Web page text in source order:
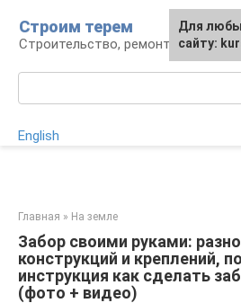
контенту
Строим терем
Строительство, ремонт, ландшафт
English
Главная » На земле
Забор своими руками:
конструкций и креплений,
инструкция как сделать
(фото + видео)
Для
сайту: